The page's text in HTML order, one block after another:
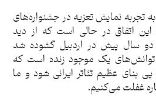
نمایش تعزیه در جشنواره‌های
اتفاق در حالی است که از دید
دو سال پیش در اردبیل گشوده شد
یک موجود زنده است که
بنای عظیم تئاتر ایرانی شود و ما
غفلت می‌کنیم.